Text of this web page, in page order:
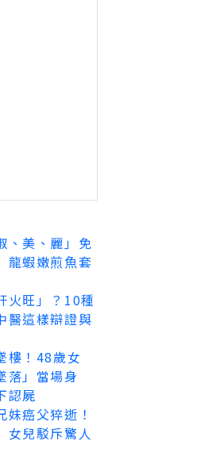
、美、麗」免
蝦嫩煎魚套
火旺」？10種
醫這樣辯證與
樓！48歲女
落」當場身
認屍
妹癌父猝逝！
兒駁斥驚人